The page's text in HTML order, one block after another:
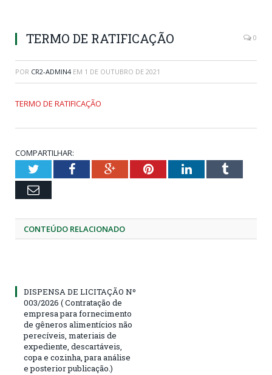
TERMO DE RATIFICAÇÃO 0
POR CR2-ADMIN4 EM 1 DE OUTUBRO DE 2021
TERMO DE RATIFICAÇÃO
COMPARTILHAR:
TwitterFacebookGoogle+PinterestLinkedInTumblr
Email
CONTEÚDO RELACIONADO
DISPENSA DE LICITAÇÃO Nº
003/2026 ( Contratação de
empresa para fornecimento
de gêneros alimentícios não
perecíveis, materiais de
expediente, descartáveis,
copa e cozinha, para análise
e posterior publicação.)